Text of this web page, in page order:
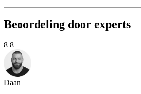
Beoordeling door experts
8.8
Daan